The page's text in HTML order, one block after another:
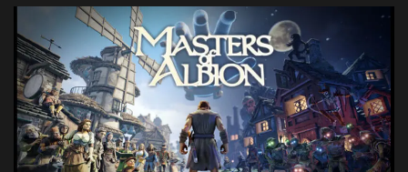
ZALOGUJ SIĘ LUB ZAREJESTRUJ